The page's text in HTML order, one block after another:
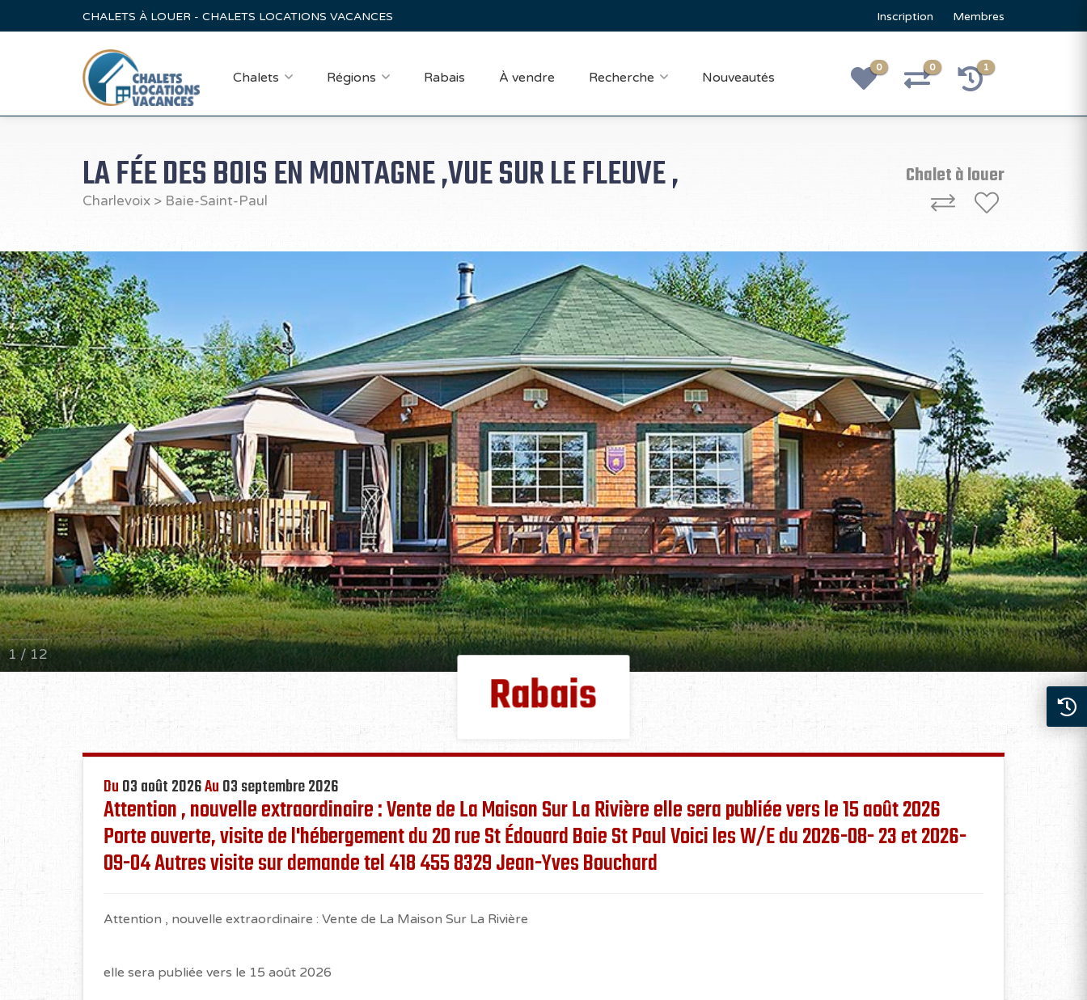
CHALETS À LOUER - CHALETS LOCATIONS VACANCES Inscription Membres
Chalets Régions Rabais À vendre Recherche Nouveautés
0 0 1
LA FÉE DES BOIS EN MONTAGNE ,VUE SUR LE FLEUVE ,
Charlevoix > Baie-Saint-Paul
Chalet à louer
1 / 12
Rabais
Du03 août 2026Au03 septembre 2026
Attention , nouvelle extraordinaire : Vente de La Maison Sur La Rivière elle sera publiée vers le 15 août 2026
Porte ouverte, visite de l'hébergement du 20 rue St Édouard Baie St Paul Voici les W/E du 2026-08- 23 et 2026-
09-04 Autres visite sur demande tel 418 455 8329 Jean-Yves Bouchard
Attention , nouvelle extraordinaire : Vente de La Maison Sur La Rivière
elle sera publiée vers le 15 août 2026